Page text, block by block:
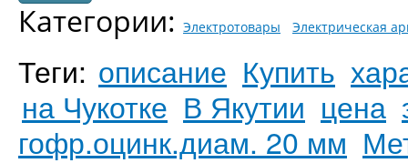
Категории: Электротовары Электрическая
Теги: описание Купить
на Чукотке В Якутии цена
гофр.оцинк.диам. 20 мм